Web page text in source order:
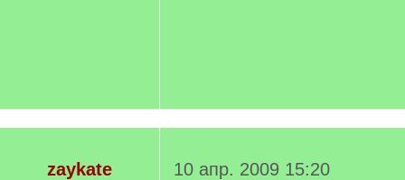
zaykate 10 апр. 2009 15:20